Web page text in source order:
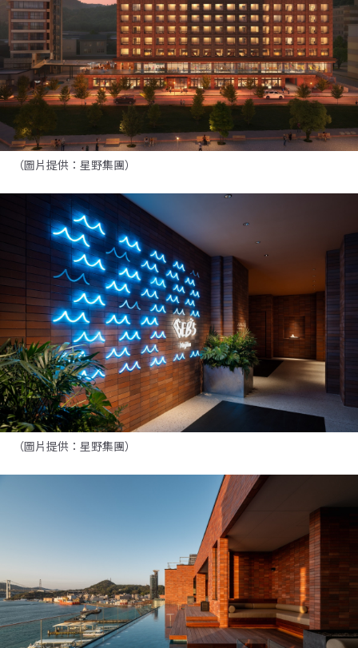
（圖片提供：星野集團）
（圖片提供：星野集團）